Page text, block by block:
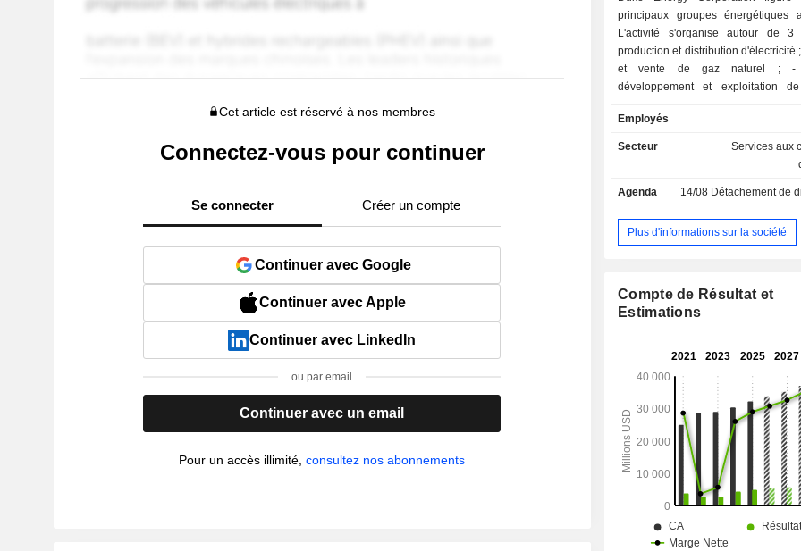
Cet article est réservé à nos membres
Connectez-vous pour continuer
Se connecter Créer un compte
Continuer avec Google
Continuer avec Apple
Continuer avec LinkedIn
ou par email
Continuer avec un email
Pour un accès illimité,consultez nos abonnements
principaux groupes énergétiques
L'activité s'organise autour de
production et distribution d'électricité ; -
et vente de gaz naturel ; - autres :
développement et exploitation de
immobiliers commerciaux et
Employés
Secteur
Services aux
Agenda 14/08 Détachement de
Plus d'informations sur la société
Compte de Résultat et
Estimations